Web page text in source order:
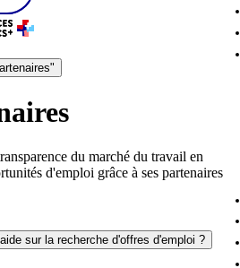
du marché du travail en
d'emploi grâce à ses partenaires
sur la recherche d'offres d'emploi ?